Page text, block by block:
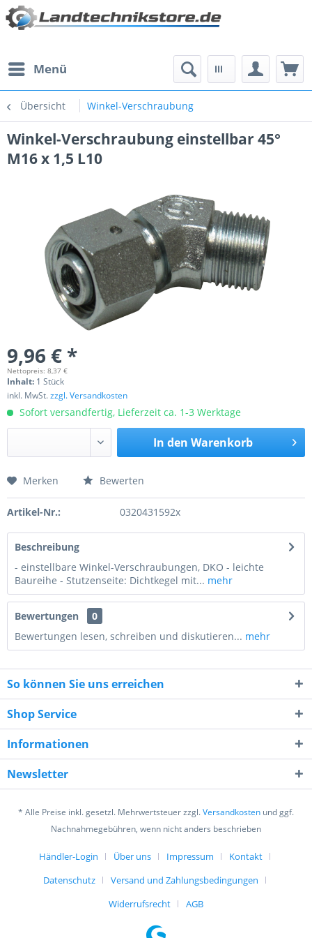
Menü
Übersicht Winkel-Verschraubung
Winkel-Verschraubung einstellbar 45°
M16 x 1,5 L10
9,96 € *
Nettopreis: 8,37 €
Inhalt: 1 Stück
inkl. MwSt.zzgl. Versandkosten
Sofort versandfertig, Lieferzeit ca. 1-3 Werktage
In den Warenkorb
Preis anfragen
2 * 1 = ?
Ich habe dieDatenschutzerklärunggelesen,
verstanden und stimme zu. *
Merken Bewerten
Artikel-Nr.: 0320431592x
Beschreibung
- einstellbare Winkel-Verschraubungen, DKO - leichte
Baureihe - Stutzenseite: Dichtkegel mit... mehr
Bewertungen
0
Bewertungen lesen, schreiben und diskutieren... mehr
So können Sie uns erreichen
Shop Service
Informationen
Newsletter
* Alle Preise inkl. gesetzl. Mehrwertsteuer zzgl.Versandkosten und ggf.
Nachnahmegebühren, wenn nicht anders beschrieben
Händler-Login Über uns Impressum
Kontakt
Datenschutz
Versand und Zahlungsbedingungen
Widerrufsrecht
AGB